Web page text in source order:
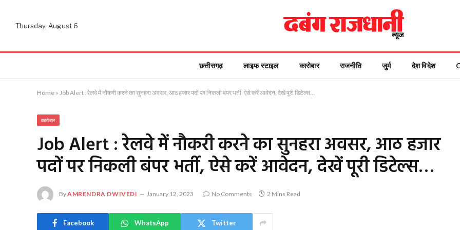
Thursday, August 6
छत्तीसगढ़ लाइफ स्टाइल कारोबार राजनीति जुर्म देश विदेश
Home » Job Alert : रेलवे में नौकरी करने का सुनहरा अवसर, आठ हजार पदों पर निकली बंपर भर्ती, ऐसे करें आवेदन, देखें पूरी डिटेल्स…
कारोबार
Job Alert : रेलवे में नौकरी करने का सुनहरा अवसर, आठ हजार
पदों पर निकली बंपर भर्ती, ऐसे करें आवेदन, देखें पूरी डिटेल्स…
ByAMRENDRA DWIVEDI January 12, 2023 No Comments 2 Mins Read
Facebook WhatsApp Twitter